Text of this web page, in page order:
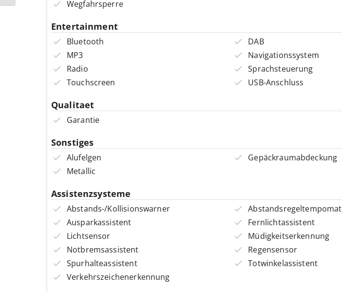
Wegfahrsperre
Entertainment
Bluetooth
DAB
MP3
Navigationssystem
Radio
Sprachsteuerung
Touchscreen
USB-Anschluss
Qualitaet
Garantie
Sonstiges
Alufelgen
Gepäckraumabdeckung
Metallic
Assistenzsysteme
Abstands-/Kollisionswarner
Abstandsregeltempomat
Ausparkassistent
Fernlichtassistent
Lichtsensor
Müdigkeitserkennung
Notbremsassistent
Regensensor
Spurhalteassistent
Totwinkelassistent
Verkehrszeichenerkennung